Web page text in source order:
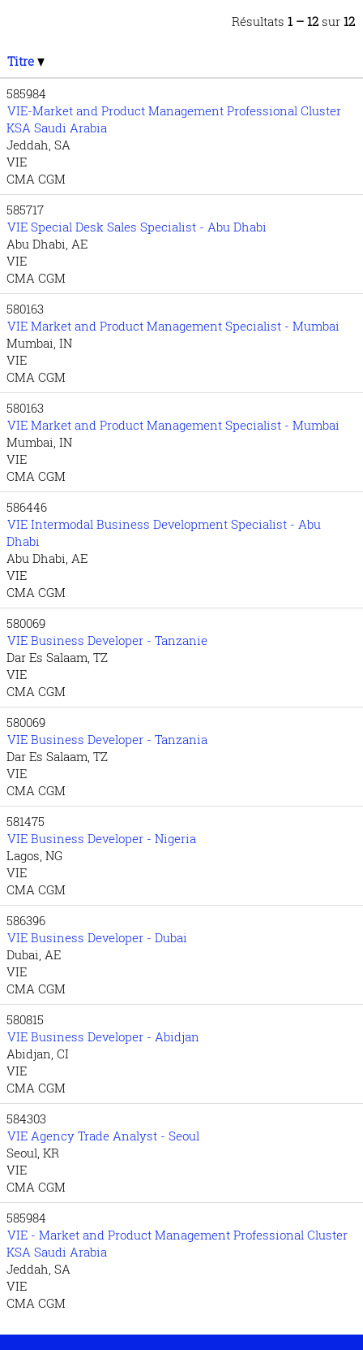
Résultats 1 – 12 sur 12
Titre
585984
VIE-Market and Product Management Professional Cluster
KSA Saudi Arabia
Jeddah, SA
VIE
CMA CGM
585717
VIE Special Desk Sales Specialist - Abu Dhabi
Abu Dhabi, AE
VIE
CMA CGM
580163
VIE Market and Product Management Specialist - Mumbai
Mumbai, IN
VIE
CMA CGM
580163
VIE Market and Product Management Specialist - Mumbai
Mumbai, IN
VIE
CMA CGM
586446
VIE Intermodal Business Development Specialist - Abu
Dhabi
Abu Dhabi, AE
VIE
CMA CGM
580069
VIE Business Developer - Tanzanie
Dar Es Salaam, TZ
VIE
CMA CGM
580069
VIE Business Developer - Tanzania
Dar Es Salaam, TZ
VIE
CMA CGM
581475
VIE Business Developer - Nigeria
Lagos, NG
VIE
CMA CGM
586396
VIE Business Developer - Dubai
Dubai, AE
VIE
CMA CGM
580815
VIE Business Developer - Abidjan
Abidjan, CI
VIE
CMA CGM
584303
VIE Agency Trade Analyst - Seoul
Seoul, KR
VIE
CMA CGM
585984
VIE - Market and Product Management Professional Cluster
KSA Saudi Arabia
Jeddah, SA
VIE
CMA CGM